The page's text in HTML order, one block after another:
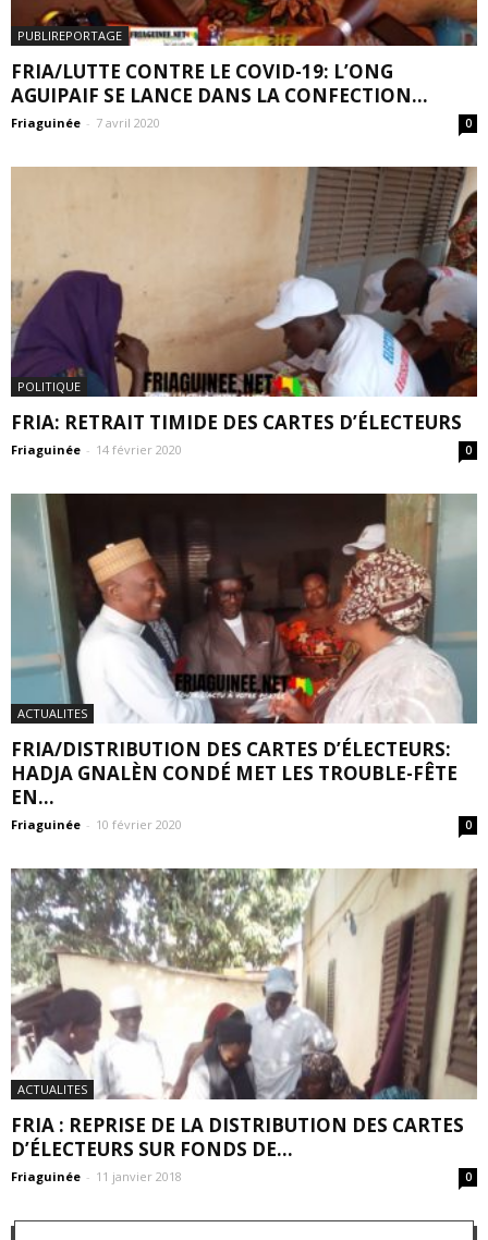
PUBLIREPORTAGE
FRIA/LUTTE CONTRE LE COVID-19: L’ONG
AGUIPAIF SE LANCE DANS LA CONFECTION...
Friaguinée - 7 avril 2020 0
POLITIQUE
FRIA: RETRAIT TIMIDE DES CARTES D’ÉLECTEURS
Friaguinée - 14 février 2020 0
ACTUALITES
FRIA/DISTRIBUTION DES CARTES D’ÉLECTEURS:
HADJA GNALÈN CONDÉ MET LES TROUBLE-FÊTE
EN...
Friaguinée - 10 février 2020 0
ACTUALITES
FRIA : REPRISE DE LA DISTRIBUTION DES CARTES
D’ÉLECTEURS SUR FONDS DE...
Friaguinée - 11 janvier 2018 0